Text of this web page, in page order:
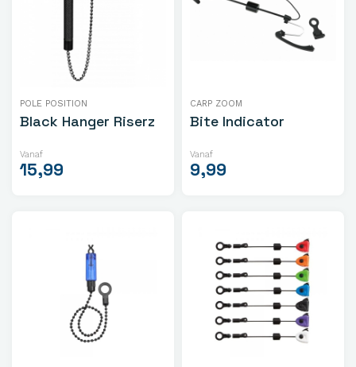
POLE POSITION
Black Hanger Riserz
Vanaf
15,99
CARP ZOOM
Bite Indicator
Vanaf
9,99